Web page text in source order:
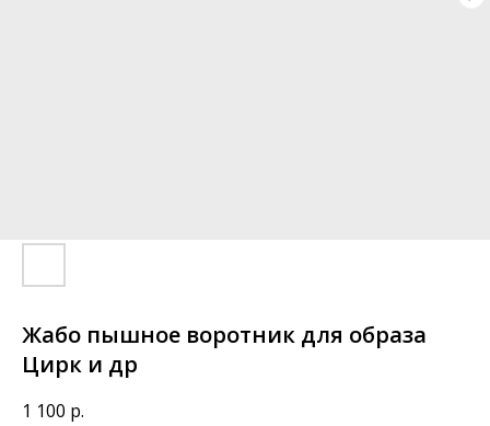
Жабо пышное воротник для образа
Цирк и др
1 100 р.